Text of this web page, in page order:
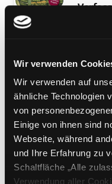
Wir verwenden
Wir verwenden auf
ähnliche Technologien
von
Einige von ihnen sind
Webseite, während
und Ihre Erfahrung zu
Schaltfläche „Alle
Verwendung aller
Reihe:
die
Pflege